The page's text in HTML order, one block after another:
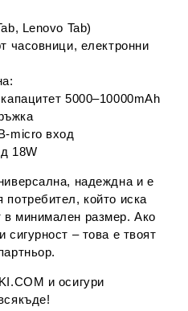
Lenovo Tab)
часовници, електронни
5000–10000mAh
вход
18W
надеждна и е
който иска
в минимален размер. Ако
– това е твоят
и осигури